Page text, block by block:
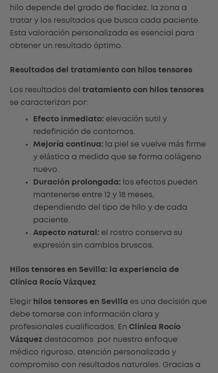
hilo depende del grado de flacidez, la zona a
tratar y los resultados que busca cada paciente.
Esta valoración personalizada es esencial para
obtener un resultado óptimo.
Resultados del tratamiento con hilos tensores
Los resultados del tratamiento con hilos tensores
se caracterizan por:
Efecto inmediato: elevación sutil y
redefinición de contornos.
Mejoría continua: la piel se vuelve más firme
y elástica a medida que se forma colágeno
nuevo.
Duración prolongada: los efectos pueden
mantenerse entre 12 y 18 meses,
dependiendo del tipo de hilo y de cada
paciente.
Aspecto natural: el rostro conserva su
expresión sin cambios bruscos.
Hilos tensores en Sevilla: la experiencia de
Clínica Rocío Vázquez
Elegir hilos tensores en Sevilla es una decisión que
debe tomarse con información clara y
profesionales cualificados. En Clínica Rocío
Vázquez destacamos por nuestro enfoque
médico riguroso, atención personalizada y
compromiso con resultados naturales. Gracias a